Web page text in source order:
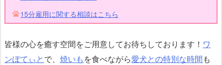
15分雇用に関する相談はこちら
皆様の心を癒す空間をご用意してお待ちしております！ ワ
ンぽてぃとで、 焼いもを食べながら愛犬との特別な時間も